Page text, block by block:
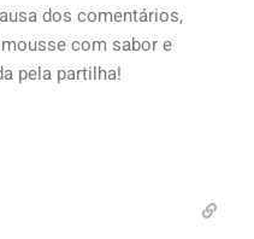
dos comentários,
com sabor e
pela partilha!